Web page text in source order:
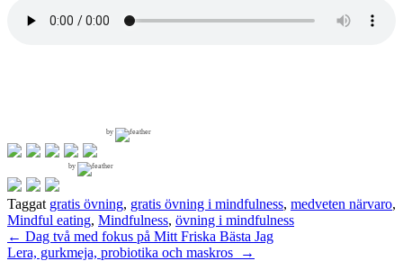
by
by
Taggat gratis övning, gratis övning i mindfulness, medveten närvaro,
Mindful eating, Mindfulness, övning i mindfulness
Inläggsnavigering
← Dag två med fokus på Mitt Friska Bästa Jag
Lera, gurkmeja, probiotika och maskros
→